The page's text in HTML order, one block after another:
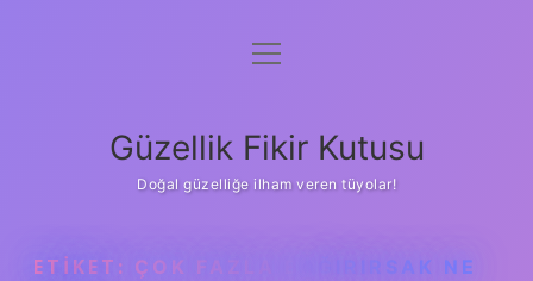
Anasayfa
Yasal Uyarı
menüyü
Güzellik Fikir Kutusu
Doğal güzelliğe ilham veren tüyolar!
ETIKET: ÇOK FAZLA BAĞIRIRSAK NE